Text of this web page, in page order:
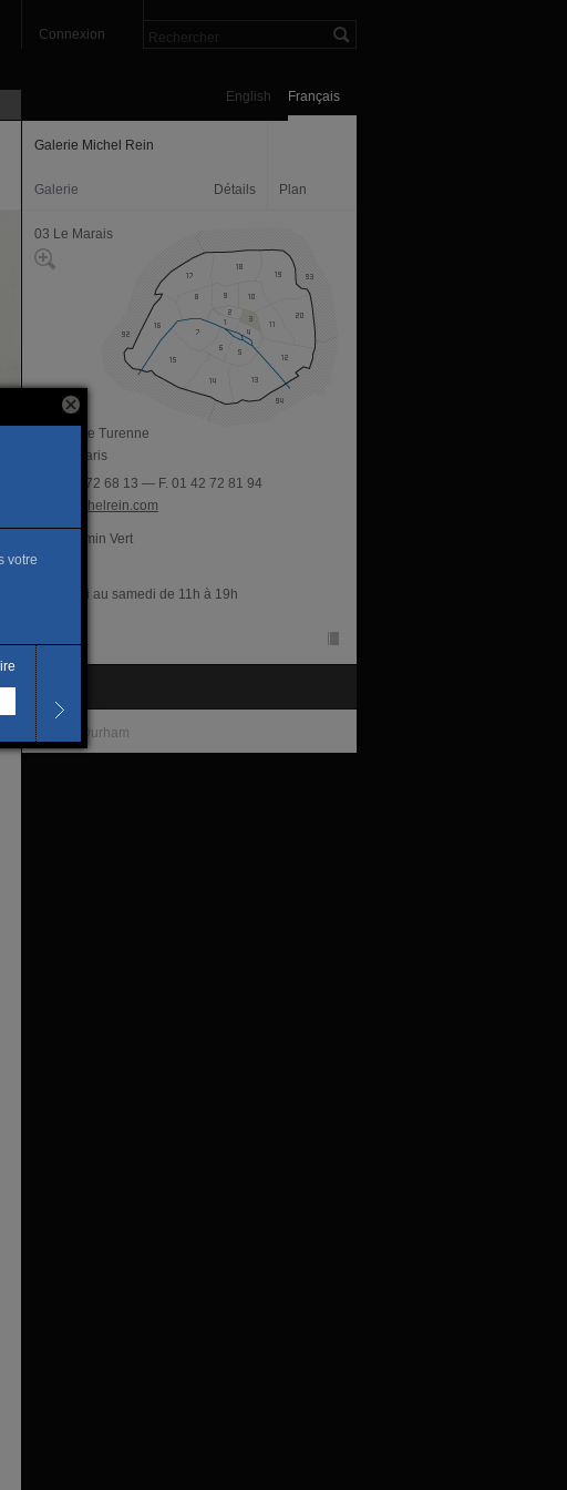
Connexion
Français
English
Galerie Michel Rein
Galerie Détails Plan
03 Le Marais
42, rue de Turenne
75003 Paris
T. 01 42 72 68 13 — F. 01 42 72 81 94
www.michelrein.com
Chemin Vert
Du mardi au samedi de 11h à 19h
L’artiste
Jimmie Durham